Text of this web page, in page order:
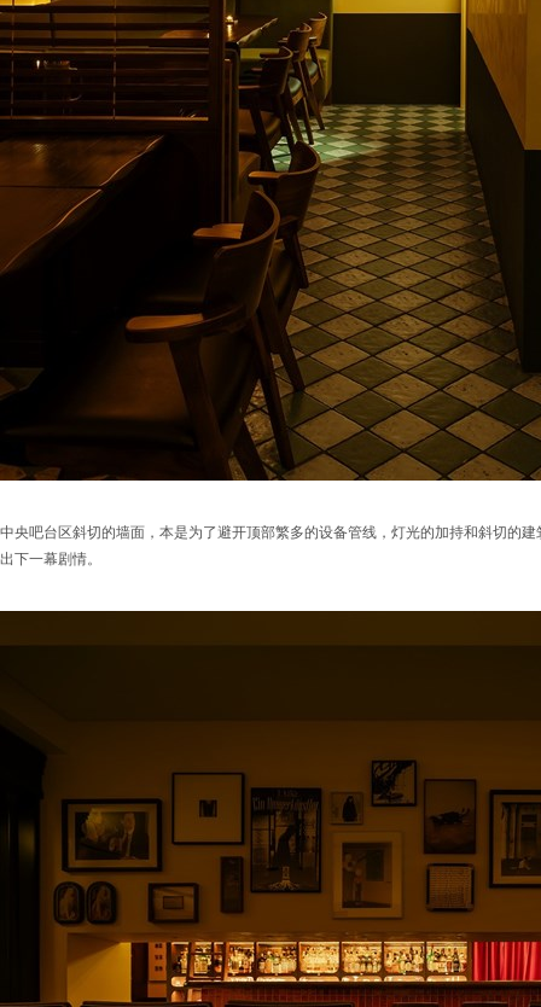
中央吧台区斜切的墙面，本是为了避开顶部繁多的设备管线，灯光的加持和斜切的
出下一幕剧情。